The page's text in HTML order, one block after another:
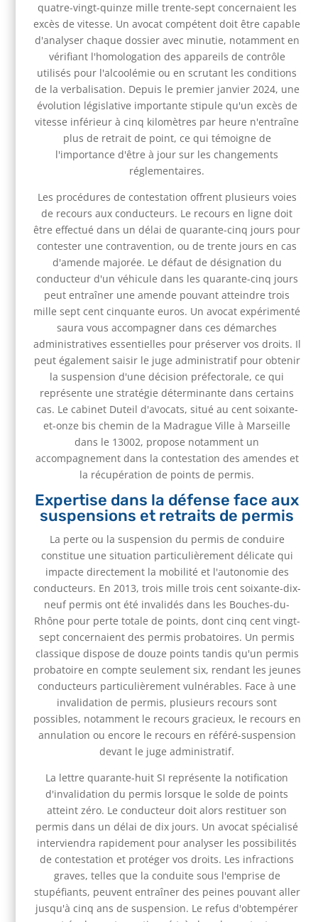
quatre-vingt-quinze mille trente-sept concernaient les
excès de vitesse. Un avocat compétent doit être capable
d'analyser chaque dossier avec minutie, notamment en
vérifiant l'homologation des appareils de contrôle
utilisés pour l'alcoolémie ou en scrutant les conditions
de la verbalisation. Depuis le premier janvier 2024, une
évolution législative importante stipule qu'un excès de
vitesse inférieur à cinq kilomètres par heure n'entraîne
plus de retrait de point, ce qui témoigne de
l'importance d'être à jour sur les changements
réglementaires.
Les procédures de contestation offrent plusieurs voies
de recours aux conducteurs. Le recours en ligne doit
être effectué dans un délai de quarante-cinq jours pour
contester une contravention, ou de trente jours en cas
d'amende majorée. Le défaut de désignation du
conducteur d'un véhicule dans les quarante-cinq jours
peut entraîner une amende pouvant atteindre trois
mille sept cent cinquante euros. Un avocat expérimenté
saura vous accompagner dans ces démarches
administratives essentielles pour préserver vos droits. Il
peut également saisir le juge administratif pour obtenir
la suspension d'une décision préfectorale, ce qui
représente une stratégie déterminante dans certains
cas. Le cabinet Duteil d'avocats, situé au cent soixante-
et-onze bis chemin de la Madrague Ville à Marseille
dans le 13002, propose notamment un
accompagnement dans la contestation des amendes et
la récupération de points de permis.
Expertise dans la défense face aux
suspensions et retraits de permis
La perte ou la suspension du permis de conduire
constitue une situation particulièrement délicate qui
impacte directement la mobilité et l'autonomie des
conducteurs. En 2013, trois mille trois cent soixante-dix-
neuf permis ont été invalidés dans les Bouches-du-
Rhône pour perte totale de points, dont cinq cent vingt-
sept concernaient des permis probatoires. Un permis
classique dispose de douze points tandis qu'un permis
probatoire en compte seulement six, rendant les jeunes
conducteurs particulièrement vulnérables. Face à une
invalidation de permis, plusieurs recours sont
possibles, notamment le recours gracieux, le recours en
annulation ou encore le recours en référé-suspension
devant le juge administratif.
La lettre quarante-huit SI représente la notification
d'invalidation du permis lorsque le solde de points
atteint zéro. Le conducteur doit alors restituer son
permis dans un délai de dix jours. Un avocat spécialisé
interviendra rapidement pour analyser les possibilités
de contestation et protéger vos droits. Les infractions
graves, telles que la conduite sous l'emprise de
stupéfiants, peuvent entraîner des peines pouvant aller
jusqu'à cinq ans de suspension. Le refus d'obtempérer